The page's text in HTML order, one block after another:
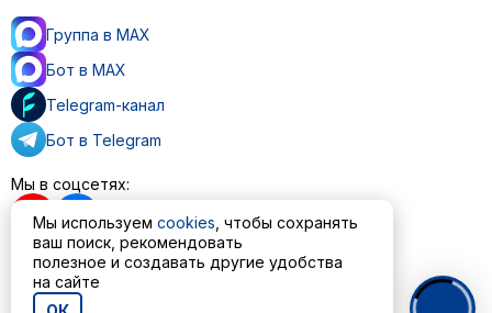
Группа в MAX
Бот в MAX
Telegram-канал
Бот в Telegram
Мы в соцсетях:
Пользовательское соглашение
Политика обработки персональных данных
Мы используем cookies , чтобы сохранять
ваш поиск, рекомендовать
полезное и создавать другие удобства
на сайте